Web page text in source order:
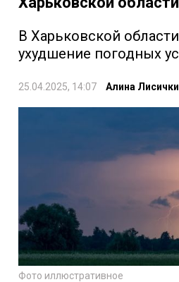
В Харьковской
ухудшение погодных
25.04.2025, 14:07 Алина
Фото иллюстративное